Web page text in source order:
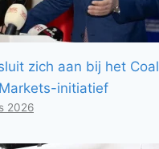
zich aan bij het
initiatief
2026